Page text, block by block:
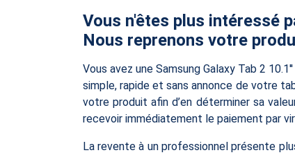
Vous n'êtes plus intéressé
Nous reprenons votre
Vous avez une Samsung Galaxy Tab 2
simple, rapide et sans annonce de votre
votre produit afin d’en déterminer sa
recevoir immédiatement le paiement par
La revente à un professionnel présente